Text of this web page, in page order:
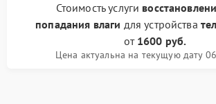
Стоимость услуги
попадания влаги для устройства
от 1600 руб.
Цена актуальна на текущую дату